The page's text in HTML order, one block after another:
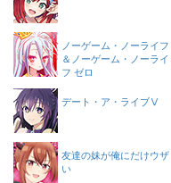
ノーゲーム・ノーライフ
＆ノーゲーム・ノーライ
フ ゼロ
デート・ア・ライブⅤ
友達の妹が俺にだけウザ
い